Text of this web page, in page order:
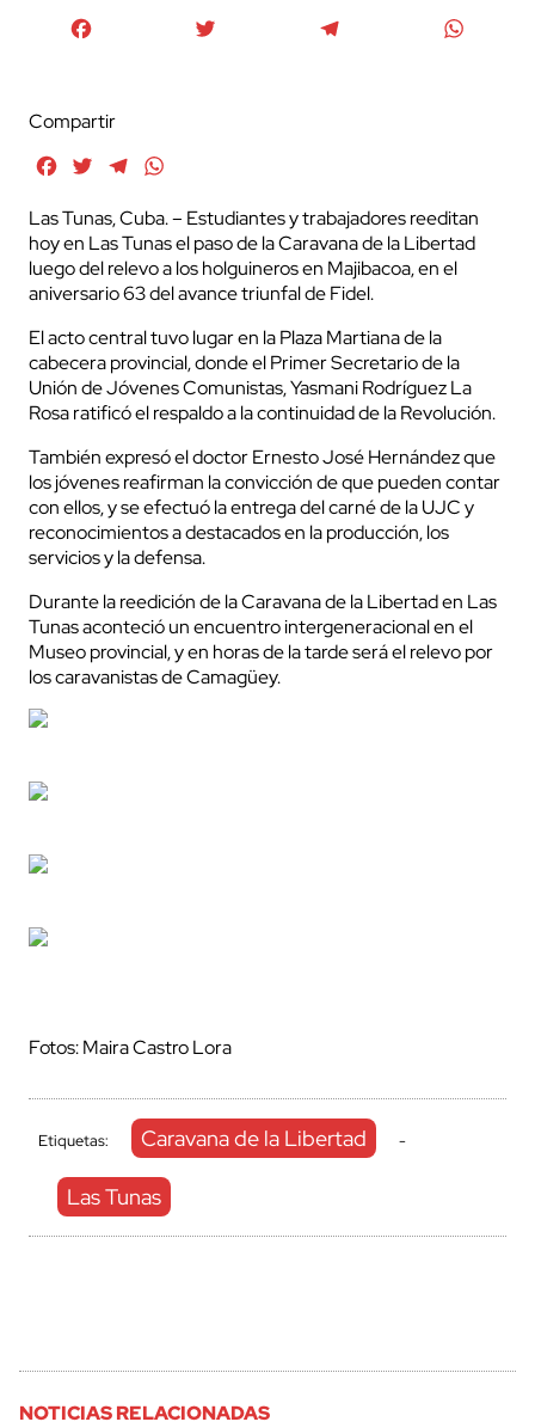
Compartir
FacebookTwitterTelegram
Las Tunas, Cuba. – Estudiantes y trabajadores reeditan
hoy en Las Tunas el paso de la Caravana de la Libertad
luego del relevo a los holguineros en Majibacoa, en el
aniversario 63 del avance triunfal de Fidel.
El acto central tuvo lugar en la Plaza Martiana de la
cabecera provincial, donde el Primer Secretario de la
Unión de Jóvenes Comunistas, Yasmani Rodríguez La
Rosa ratificó el respaldo a la continuidad de la Revolución.
También expresó el doctor Ernesto José Hernández que
los jóvenes reafirman la convicción de que pueden contar
con ellos, y se efectuó la entrega del carné de la UJC y
reconocimientos a destacados en la producción, los
servicios y la defensa.
Durante la reedición de la Caravana de la Libertad en Las
Tunas aconteció un encuentro intergeneracional en el
Museo provincial, y en horas de la tarde será el relevo por
los caravanistas de Camagüey.
Fotos: Maira Castro Lora
Etiquetas: Caravana de la Libertad -
Las Tunas
NOTICIAS RELACIONADAS